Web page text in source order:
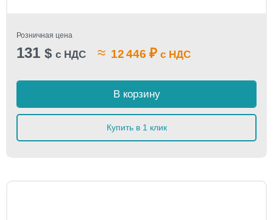
Розничная цена
131 $ с НДС ≈ 12 446 ₽ с НДС
В корзину
Купить в 1 клик